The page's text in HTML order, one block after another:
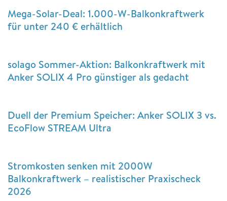
Mega-Solar-Deal: 1.000-W-Balkonkraftwerk
für unter 240 € erhältlich
solago Sommer-Aktion: Balkonkraftwerk mit
Anker SOLIX 4 Pro günstiger als gedacht
Duell der Premium Speicher: Anker SOLIX 3 vs.
EcoFlow STREAM Ultra
Stromkosten senken mit 2000W
Balkonkraftwerk – realistischer Praxischeck
2026